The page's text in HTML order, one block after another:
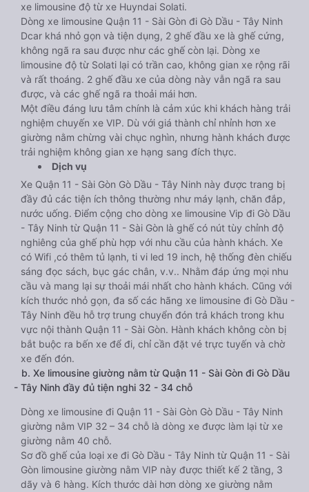
xe limousine độ từ xe Huyndai Solati.
Dòng xe limousine Quận 11 - Sài Gòn đi Gò Dầu - Tây Ninh
Dcar khá nhỏ gọn và tiện dụng, 2 ghế đầu xe là ghế cứng,
không ngã ra sau được như các ghế còn lại. Dòng xe
limousine độ từ Solati lại có trần cao, không gian xe rộng rãi
và rất thoáng. 2 ghế đầu xe của dòng này vẫn ngã ra sau
được, và các ghế ngã ra thoải mái hơn.
Một điều đáng lưu tâm chính là cảm xúc khi khách hàng trải
nghiệm chuyến xe VIP. Dù với giá thành chỉ nhỉnh hơn xe
giường nằm chừng vài chục nghìn, nhưng hành khách được
trải nghiệm không gian xe hạng sang đích thực.
Dịch vụ
Xe Quận 11 - Sài Gòn Gò Dầu - Tây Ninh này được trang bị
đầy đủ các tiện ích thông thường như máy lạnh, chăn đắp,
nước uống. Điểm cộng cho dòng xe limousine Vip đi Gò Dầu
- Tây Ninh từ Quận 11 - Sài Gòn là ghế có nút tùy chỉnh độ
nghiêng của ghế phù hợp với nhu cầu của hành khách. Xe
có Wifi ,có thêm tủ lạnh, ti vi led 19 inch, hệ thống đèn chiếu
sáng đọc sách, bục gác chân, v.v.. Nhằm đáp ứng mọi nhu
cầu và mang lại sự thoải mái nhất cho hành khách. Cũng với
kích thước nhỏ gọn, đa số các hãng xe limousine đi Gò Dầu -
Tây Ninh đều hỗ trợ trung chuyển đón trả khách trong khu
vực nội thành Quận 11 - Sài Gòn. Hành khách không còn bị
bắt buộc ra bến xe để đi, chỉ cần đặt vé trực tuyến và chờ
xe đến đón.
b. Xe limousine giường nằm từ Quận 11 - Sài Gòn đi Gò Dầu
- Tây Ninh đầy đủ tiện nghi 32 - 34 chỗ
Dòng xe limousine đi Quận 11 - Sài Gòn Gò Dầu - Tây Ninh
giường nằm VIP 32 – 34 chỗ là dòng xe được làm lại từ xe
giường nằm 40 chỗ.
Sơ đồ ghế của loại xe đi Gò Dầu - Tây Ninh từ Quận 11 - Sài
Gòn limousine giường nằm VIP này được thiết kế 2 tầng, 3
dãy và 6 hàng. Kích thước dài hơn dòng xe giường nằm